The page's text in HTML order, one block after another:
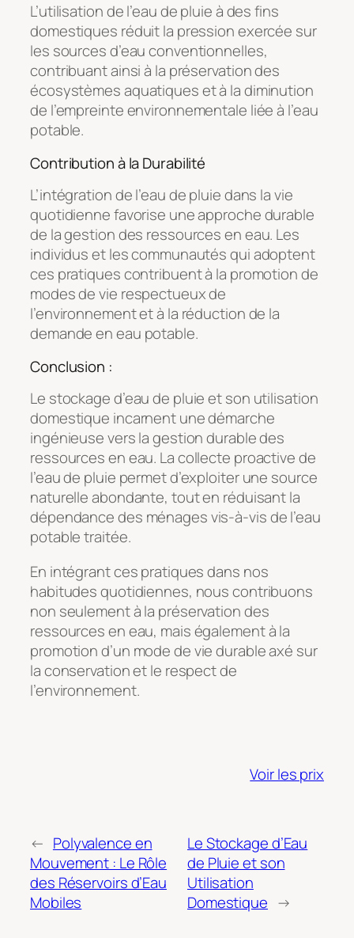
L’utilisation de l’eau de pluie à des fins
domestiques réduit la pression exercée sur
les sources d’eau conventionnelles,
contribuant ainsi à la préservation des
écosystèmes aquatiques et à la diminution
de l’empreinte environnementale liée à l’eau
potable.
Contribution à la Durabilité
L’intégration de l’eau de pluie dans la vie
quotidienne favorise une approche durable
de la gestion des ressources en eau. Les
individus et les communautés qui adoptent
ces pratiques contribuent à la promotion de
modes de vie respectueux de
l’environnement et à la réduction de la
demande en eau potable.
Conclusion :
Le stockage d’eau de pluie et son utilisation
domestique incarnent une démarche
ingénieuse vers la gestion durable des
ressources en eau. La collecte proactive de
l’eau de pluie permet d’exploiter une source
naturelle abondante, tout en réduisant la
dépendance des ménages vis-à-vis de l’eau
potable traitée.
En intégrant ces pratiques dans nos
habitudes quotidiennes, nous contribuons
non seulement à la préservation des
ressources en eau, mais également à la
promotion d’un mode de vie durable axé sur
la conservation et le respect de
l’environnement.
Voir les prix
← Polyvalence en
Mouvement : Le Rôle
des Réservoirs d’Eau
Mobiles
Le Stockage d’Eau
de Pluie et son
Utilisation
Domestique →